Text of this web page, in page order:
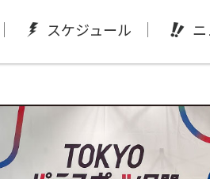
スケジュール